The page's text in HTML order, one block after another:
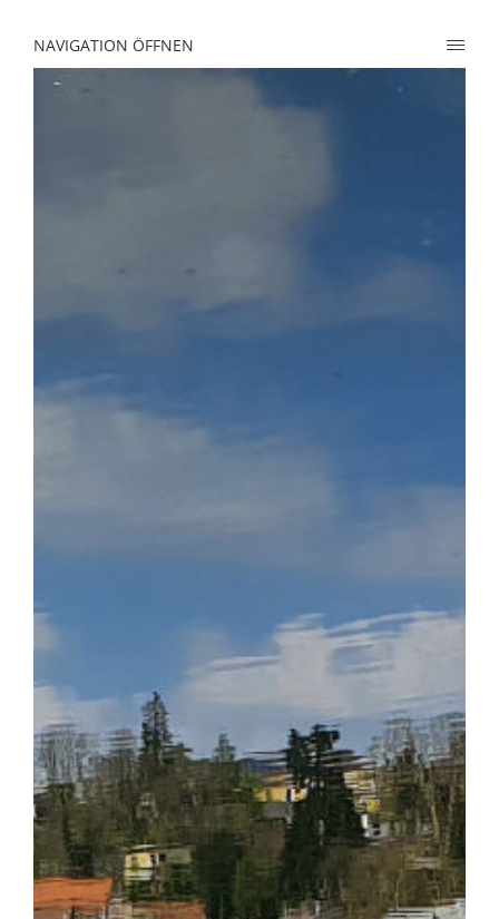
NAVIGATION ÖFFNEN